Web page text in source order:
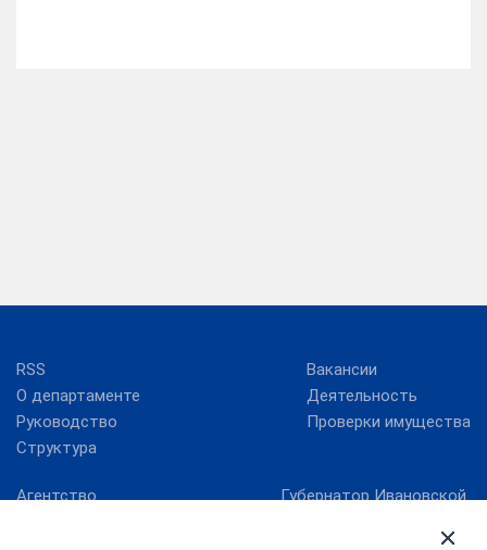
RSS
О департаменте
Руководство
Структура
Вакансии
Деятельность
Проверки имущества
Агентство
Губернатор Ивановской
Ивановская областная